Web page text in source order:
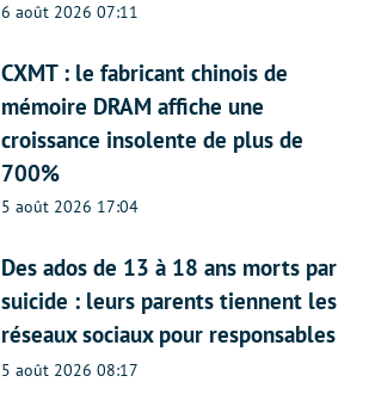
6 août 2026 07:11
CXMT : le fabricant chinois de
mémoire DRAM affiche une
croissance insolente de plus de
700%
5 août 2026 17:04
Des ados de 13 à 18 ans morts par
suicide : leurs parents tiennent les
réseaux sociaux pour responsables
5 août 2026 08:17